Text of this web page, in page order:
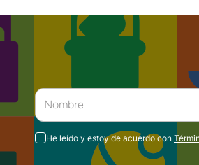
He leído y estoy de acuerdo con